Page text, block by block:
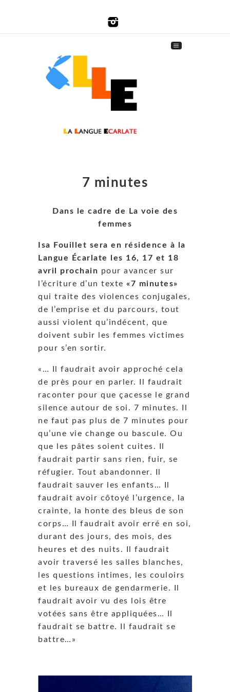
7 minutes
Dans le cadre de La voie des
femmes
Isa Fouillet sera en résidence à la
Langue Écarlate les 16, 17 et 18
avril prochain pour avancer sur
l’écriture d’un texte «7 minutes»
qui traite des violences conjugales,
de l’emprise et du parcours, tout
aussi violent qu’indécent, que
doivent subir les femmes victimes
pour s’en sortir.
« …
Il faudrait avoir approché cela
de près pour en parler. Il faudrait
raconter pour que çacesse le grand
silence autour de soi. 7 minutes. Il
ne faut pas plus de 7 minutes pour
qu’une vie change ou bascule. Ou
que les pâtes soient cuites. Il
faudrait partir sans rien, fuir, se
réfugier. Tout abandonner. Il
faudrait sauver les enfants…
faudrait avoir côtoyé l’urgence, la
crainte, la honte des bleus de son
corps… Il faudrait avoir erré en soi,
durant des jours, des mois, des
heures et des nuits. Il faudrait
avoir traversé les salles blanches,
les questions intimes, les couloirs
et les bureaux de gendarmerie. Il
faudrait avoir vu des lois être
votées sans être appliquées…
faudrait se battre. Il faudrait se
battre… »